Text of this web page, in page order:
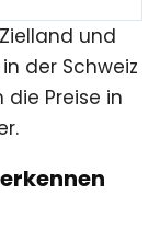
und
der Schweiz
die Preise in